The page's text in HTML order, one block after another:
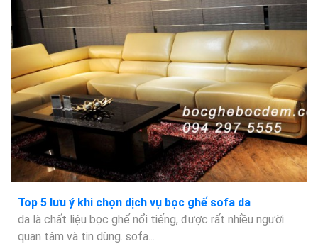
Top 5 lưu ý khi chọn dịch vụ bọc ghế sofa da
da là chất liệu bọc ghế nổi tiếng, được rất nhiều người
quan tâm và tin dùng. sofa...